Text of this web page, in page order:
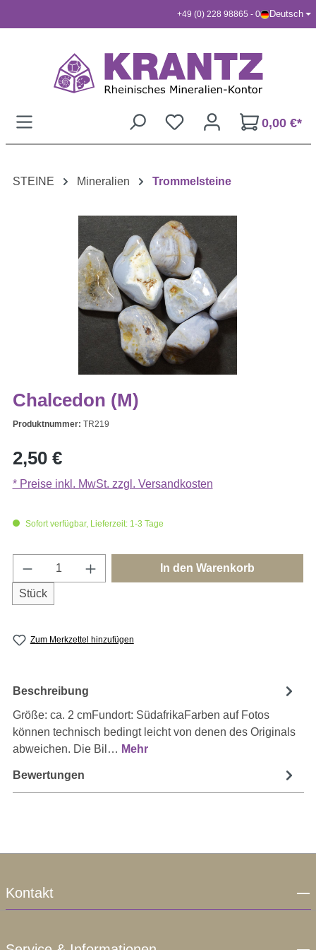
+49 (0) 228 98865 - 0 Deutsch
0,00 €*
STEINE Mineralien Trommelsteine
Chalcedon (M)
Produktnummer: TR219
Regulärer Preis:
2,50 €
* Preise inkl. MwSt. zzgl. Versandkosten
Sofort verfügbar, Lieferzeit: 1-3 Tage
Produkt Anzahl: Gib den gewünschten
Stück
In den Warenkorb
Zum Merkzettel hinzufügen
Beschreibung
Größe: ca. 2 cmFundort: SüdafrikaFarben auf Fotos
können technisch bedingt leicht von denen des Originals
abweichen. Die Bil… Mehr
Bewertungen
Kontakt